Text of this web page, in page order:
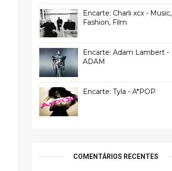
Encarte: Charli xcx - Music,
Fashion, Film
Encarte: Adam Lambert -
ADAM
Encarte: Tyla - A*POP
COMENTÁRIOS RECENTES